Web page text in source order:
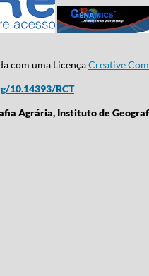
com uma LicençaCreative
10.14393/RCT
Agrária, Instituto de